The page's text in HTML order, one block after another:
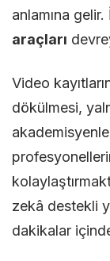
anlamına
araçları
Video
dökülmesi,
zekâ destekli
dakikalar